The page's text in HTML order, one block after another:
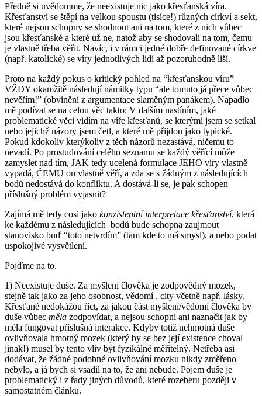
Předně si uvědomme, že neexistuje nic jako křesťanská víra.
Křesťanství se štěpí na velkou spoustu (tisíce!) různých církví a sekt,
které nejsou schopny se shodnout ani na tom, které z nich vůbec
jsou křesťanské a které už ne, natož aby se shodovali na tom, čemu
je vlastně třeba věřit. Navíc, i v rámci jedné dobře definované církve
(např. katolické) se víry jednotlivých lidí až pozoruhodně liší.
Proto na každý pokus o kritický pohled na “křesťanskou víru”
VŽDY okamžitě následují námitky typu “ale tomuto já přece vůbec
nevěřím!” (obvinění z argumentace slaměným panákem). Napadlo
mě podívat se na celou věc takto: V dalším nastíním, jaké
problematické věci vidím na víře křesťanů, se kterými jsem se setkal
nebo jejichž názory jsem četl, a které mě přijdou jako typické.
Pokud kdokoliv kterýkoliv z těch názorů nezastává, ničemu to
nevadí. Po prostudování celého seznamu se každý věřící může
zamyslet nad tím, JAK tedy ucelená formulace JEHO víry vlastně
vypadá, ČEMU on vlastně věří, a zda se s žádným z následujících
bodů nedostává do konfliktu. A dostává-li se, je pak schopen
příslušný problém vyjasnit?
Zajímá mě tedy cosi jako konzistentní interpretace křesťanství, která
ke každému z následujících bodů bude schopna zaujmout
stanovisko buď “toto netvrdím” (tam kde to má smysl), a nebo podat
uspokojivé vysvětlení.
Pojďme na to.
1) Neexistuje duše. Za myšlení člověka je zodpovědný mozek,
stejně tak jako za jeho osobnost, vědomí , city včetně např. lásky.
Křesťané nedokážou říct, za jakou část myšlení/vědomí člověka by
duše vůbec měla zodpovídat, a nejsou schopni ani naznačit jak by
měla fungovat příslušná interakce. Kdyby totiž nehmotná duše
ovlivňovala hmotný mozek (který by se bez její existence choval
jinak!) musel by tento vliv být fyzikálně měřitelný. Netřeba asi
dodávat, že žádné podobné ovlivňování mozku nikdy změřeno
nebylo, a já bych si vsadil na to, že ani nebude. Pojem duše je
problematický i z řady jiných důvodů, které rozeberu později v
samostatném článku.